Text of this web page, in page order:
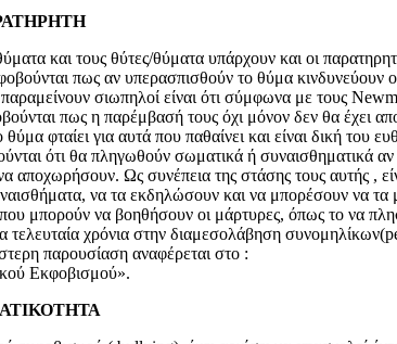
και τους θύτες/θύματα υπάρχουν και οι
πως αν υπερασπισθούν το θύμα κινδυνεύουν
σιωπηλοί είναι ότι σύμφωνα με τους
πως η παρέμβασή τους όχι μόνον δεν θα έχει
θύμα φταίει για αυτά που παθαίνει και είναι δική του
ότι θα πληγωθούν σωματικά ή συναισθηματικά
αποχωρήσουν. Ως συνέπεια της στάσης τους αυτής ,
να τα εκδηλώσουν και να μπορέσουν να τα
μπορούν να βοηθήσουν οι μάρτυρες, όπως το να
τελευταία χρόνια στην διαμεσολάβηση
παρουσίαση αναφέρεται στο :
Εκφοβισμού».